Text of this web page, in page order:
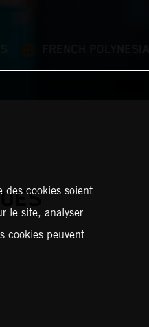
des cookies soient
le site, analyser
cookies peuvent